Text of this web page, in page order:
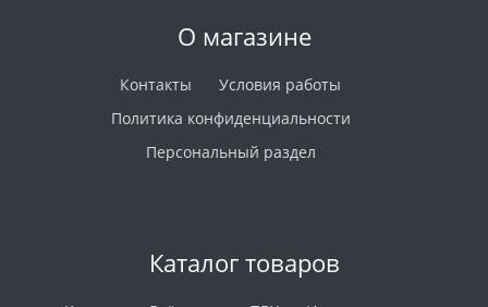
О магазине
Контакты
Условия работы
Политика конфиденциальности
Персональный раздел
Каталог товаров